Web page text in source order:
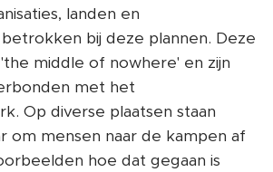
landen en
bij deze plannen. Deze
middle of nowhere' en zijn
met het
Op diverse plaatsen staan
om mensen naar de kampen af
hoe dat gegaan is